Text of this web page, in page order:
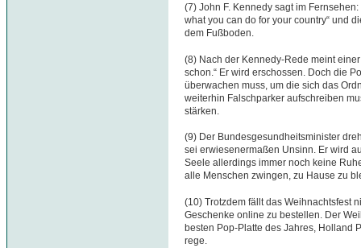
(7) John F. Kennedy sagt im
what you can do for your country“ und
dem Fußboden.
(8) Nach der Kennedy-Rede meint
schon.“ Er wird erschossen. Doch die
überwachen muss, um die sich das
weiterhin Falschparker aufschreiben
stärken.
(9) Der Bundesgesundheitsminister
sei erwiesenermaßen Unsinn. Er wird
Seele allerdings immer noch keine
alle Menschen zwingen, zu Hause zu
(10) Trotzdem fällt das Weihnachtsfest
Geschenke online zu bestellen. Der
besten Pop-Platte des Jahres, Holland
rege.